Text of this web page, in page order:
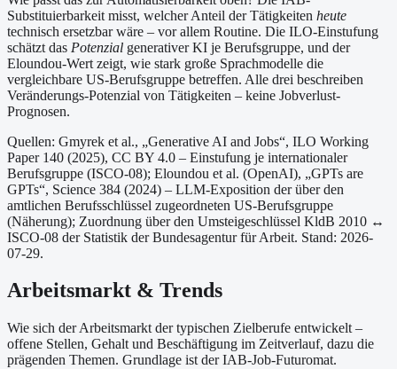
Substituierbarkeit misst, welcher Anteil der Tätigkeiten heute
technisch ersetzbar wäre – vor allem Routine. Die ILO-Einstufung
schätzt das Potenzial generativer KI je Berufsgruppe, und der
Eloundou-Wert zeigt, wie stark große Sprachmodelle die
vergleichbare US-Berufsgruppe betreffen. Alle drei beschreiben
Veränderungs-Potenzial von Tätigkeiten – keine Jobverlust-
Prognosen.
Quellen: Gmyrek et al., „Generative AI and Jobs“, ILO Working
Paper 140 (2025), CC BY 4.0 – Einstufung je internationaler
Berufsgruppe (ISCO-08); Eloundou et al. (OpenAI), „GPTs are
GPTs“, Science 384 (2024) – LLM-Exposition der über den
amtlichen Berufsschlüssel zugeordneten US-Berufsgruppe
(Näherung); Zuordnung über den Umsteigeschlüssel KldB 2010 ↔
ISCO-08 der Statistik der Bundesagentur für Arbeit. Stand: 2026-
07-29.
Arbeitsmarkt & Trends
Wie sich der Arbeitsmarkt der typischen Zielberufe entwickelt –
offene Stellen, Gehalt und Beschäftigung im Zeitverlauf, dazu die
prägenden Themen. Grundlage ist der IAB-Job-Futuromat.